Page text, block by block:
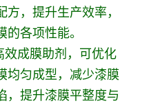
，提升生产效率，
的各项性能。
效成膜助剂，可优化
均匀成型，减少漆膜
，提升漆膜平整度与